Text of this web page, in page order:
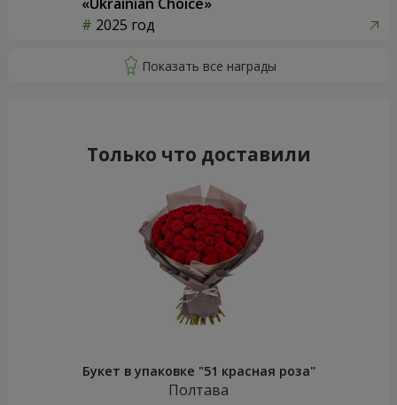
2025 год
Только что доставили
Букет в упаковке "51 красная роза"
Полтава